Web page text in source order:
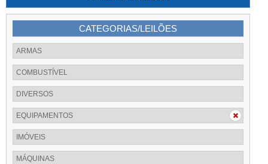
CATEGORIAS/LEILÕES
ARMAS
COMBUSTÍVEL
DIVERSOS
EQUIPAMENTOS
IMÓVEIS
MÁQUINAS